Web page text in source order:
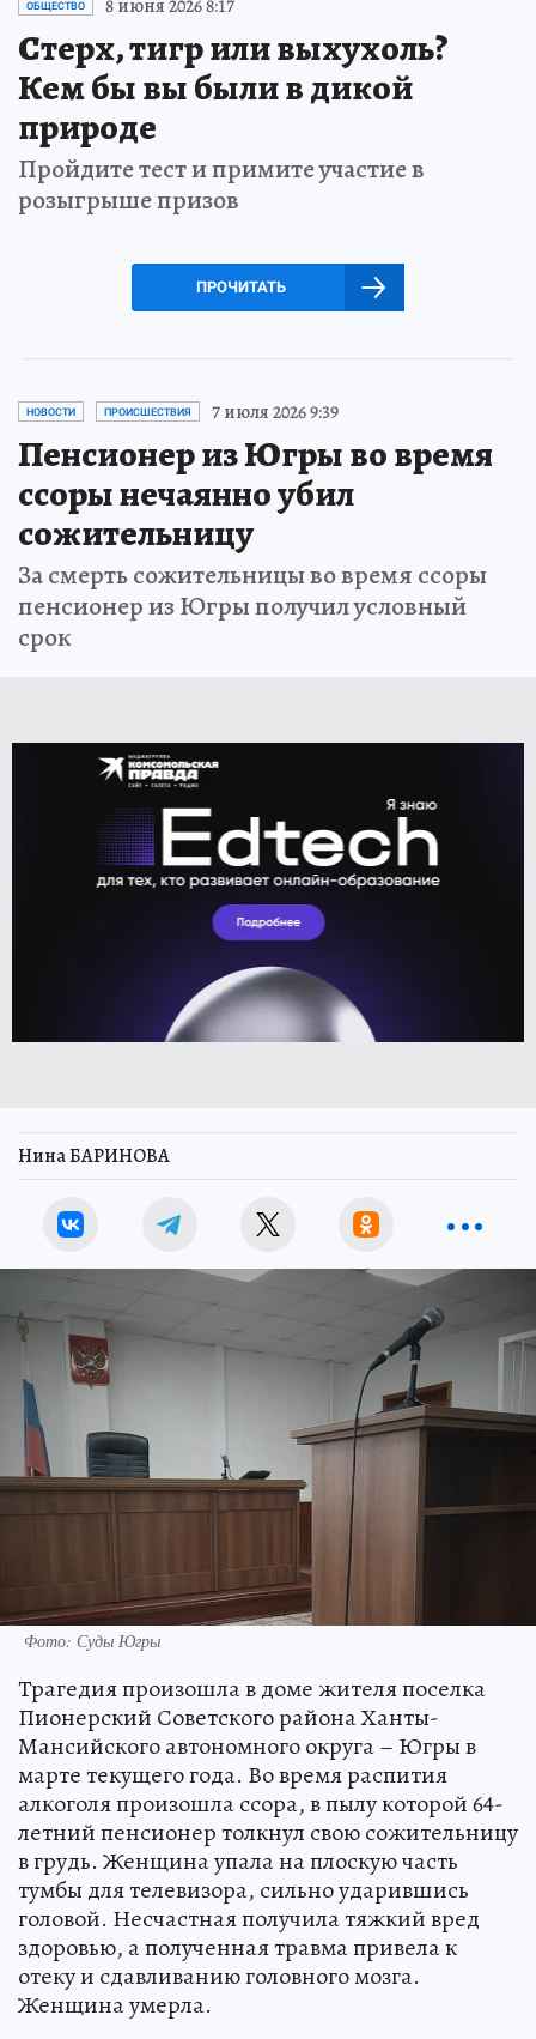
ОБЩЕСТВО 8 июня 2026 8:17
Стерх, тигр или выхухоль?
Кем бы вы были в дикой
природе
Пройдите тест и примите участие в
розыгрыше призов
ПРОЧИТАТЬ
НОВОСТИ ПРОИСШЕСТВИЯ 7 июля 2026 9:39
Пенсионер из Югры во время
ссоры нечаянно убил
сожительницу
За смерть сожительницы во время ссоры
пенсионер из Югры получил условный
срок
Нина БАРИНОВА
Фото: Суды Югры
Трагедия произошла в доме жителя поселка
Пионерский Советского района Ханты-
Мансийского автономного округа – Югры в
марте текущего года. Во время распития
алкоголя произошла ссора, в пылу которой 64-
летний пенсионер толкнул свою сожительницу
в грудь. Женщина упала на плоскую часть
тумбы для телевизора, сильно ударившись
головой. Несчастная получила тяжкий вред
здоровью, а полученная травма привела к
отеку и сдавливанию головного мозга.
Женщина умерла.